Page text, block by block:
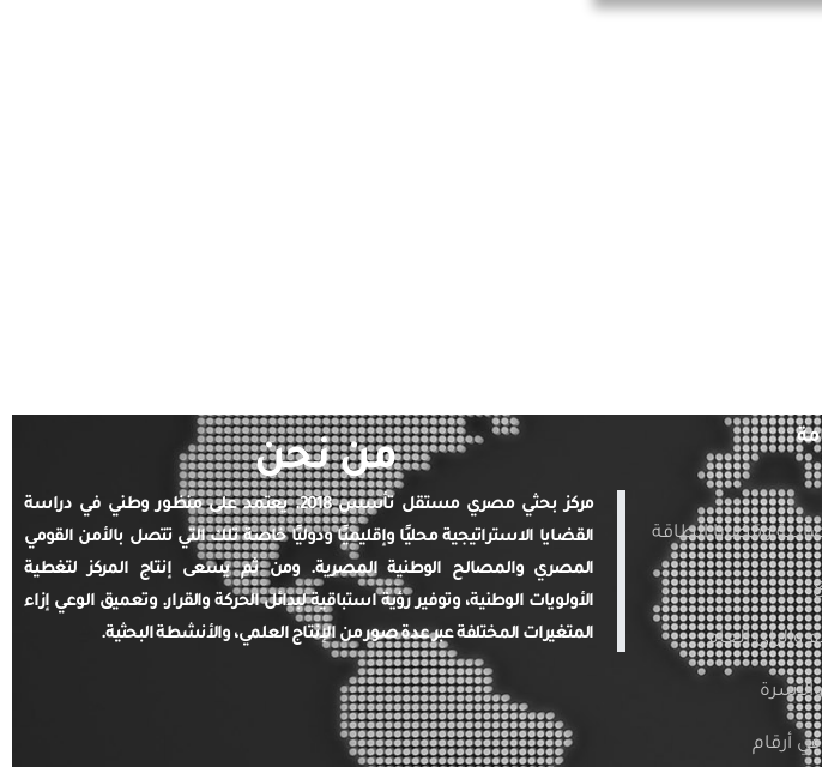
وقضايا الطاقة
والرأي العام
أرقام
من نحن
مركز بحثي مصري مستقل تأسس 2018. يعتمد على منظور وطني في دراسة
القضايا الاستراتيجية محليًا وإقليميًا ودوليًا خاصة تلك التي تتصل بالأمن القومي
المصري والمصالح الوطنية المصرية. ومن ثم يسعى إنتاج المركز لتغطية
الأولويات الوطنية، وتوفير رؤية استباقية لبدائل الحركة والقرار. وتعميق الوعي إزاء
المتغيرات المختلفة عبر عدة صور من الإنتاج العلمي، والأنشطة البحثية.